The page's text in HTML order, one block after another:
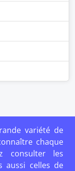
variété de
chaque
consulter les
aussi celles de